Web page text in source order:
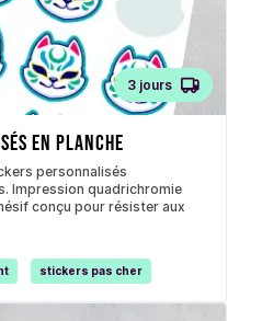
3 jours
en planche
personnalisés
Impression quadrichromie
conçu pour résister aux
stickers pas cher